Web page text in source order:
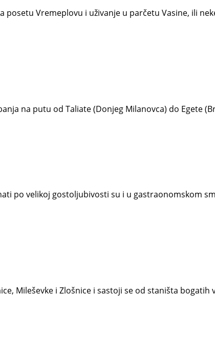
Vremeplovu i uživanje u parčetu Vasine, ili
na putu od Taliate (Donjeg Milanovca) do Egete
po velikoj gostoljubivosti su i u gastraonomskom
Mileševke i Zlošnice i sastoji se od staništa bogatih